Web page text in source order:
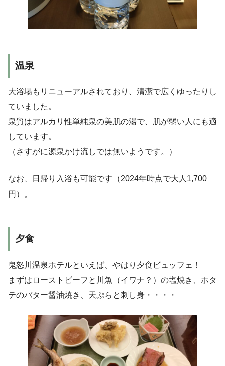
温泉
大浴場もリニューアルされており、清潔で広くゆったりし
ていました。
泉質はアルカリ性単純泉の美肌の湯で、肌が弱い人にも適
しています。
（さすがに源泉かけ流しでは無いようです。）
なお、日帰り入浴も可能です（2024年時点で大人1,700
円）。
夕食
鬼怒川温泉ホテルといえば、やはり夕食ビュッフェ！
まずはローストビーフと川魚（イワナ？）の塩焼き、ホタ
テのバター醤油焼き、天ぷらと刺し身・・・・